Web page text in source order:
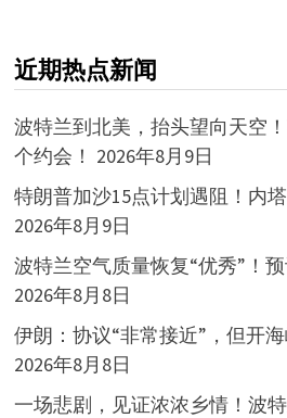
近期热点新闻
波特兰到北美，抬头望向天空
个约会！ 2026年8月9日
特朗普加沙15点计划遇阻！内
2026年8月9日
波特兰空气质量恢复“优秀”！
2026年8月8日
伊朗：协议“非常接近”，但开
2026年8月8日
一场悲剧，见证浓浓乡情！波